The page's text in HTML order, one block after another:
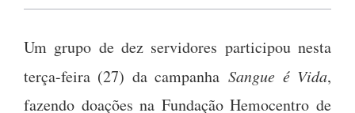
Um grupo de dez servidores participou nesta
terça-feira (27) da campanhaSangue é Vida,
fazendo doações na Fundação Hemocentro de